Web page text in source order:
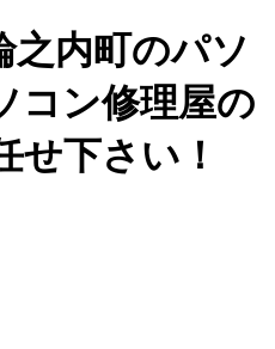
之内町のパソ
コン修理屋の
せ下さい！